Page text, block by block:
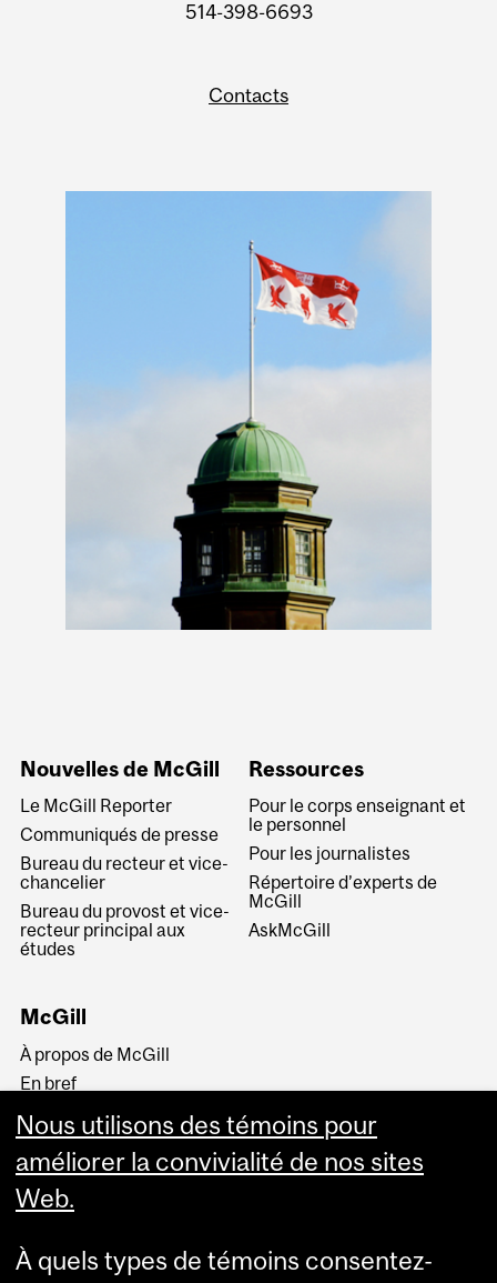
514-398-6693
Contacts
Nouvelles de McGill
Le McGill Reporter
Communiqués de presse
Bureau du recteur et vice-
chancelier
Bureau du provost et vice-
recteur principal aux
études
Ressources
Pour le corps enseignant et
le personnel
Pour les journalistes
Répertoire d’experts de
McGill
AskMcGill
McGill
À propos de McGill
En bref
Histoire
La haute direction
Nous utilisons des témoins pour
améliorer la convivialité de nos sites
Web.
À quels types de témoins consentez-